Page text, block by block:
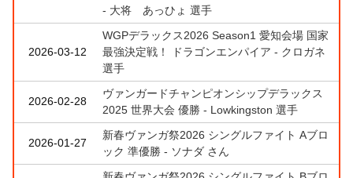
- 大将 あっひょ 選手
2026-03-12
WGPデラックス2026 Season1 愛知会場 国家
最強決定戦！ ドラゴンエンパイア - クロガネ
選手
2026-02-28
ヴァンガードチャンピオンシップデラックス
2025 世界大会 優勝 - Lowkingston 選手
2026-01-27
新春ヴァンガ祭2026 シングルファイト Aブロ
ック 準優勝 - ソナダ さん